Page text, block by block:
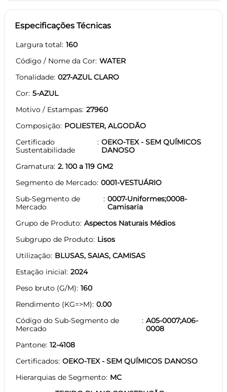
Especificações Técnicas
Largura total 160
Código / Nome da Cor WATER
Tonalidade 027-AZUL CLARO
Cor 5-AZUL
Motivo / Estampas 27960
Composição POLIESTER, ALGODÃO
Certificado
Sustentabilidade
OEKO-TEX - SEM QUÍMICOS
DANOSO
Gramatura 2. 100 a 119 GM2
Segmento de Mercado 0001-VESTUÁRIO
Sub-Segmento de
Mercado
0007-Uniformes;0008-
Camisaria
Grupo de Produto Aspectos Naturais Médios
Subgrupo de Produto Lisos
Utilização BLUSAS, SAIAS, CAMISAS
Estação inicial 2024
Peso bruto (G/M) 160
Rendimento (KG=>M) 0.00
Código do Sub-Segmento de
Mercado
A05-0007;A06-
0008
Pantone 12-4108
Certificados OEKO-TEX - SEM QUÍMICOS DANOSO
Hierarquias de Segmento MC